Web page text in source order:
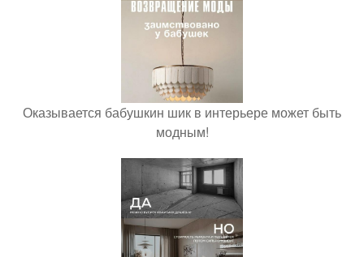
Оказывается бабушкин шик в интерьере может быть
модным!